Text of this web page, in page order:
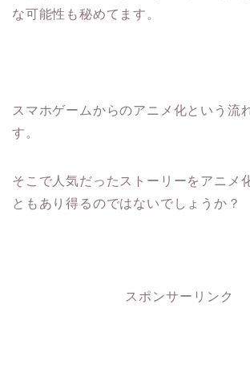
な可能性も秘めてます。
スマホゲームからのアニメ化という流
す。
そこで人気だったストーリーをアニメ
ともあり得るのではないでしょうか？
スポンサーリンク